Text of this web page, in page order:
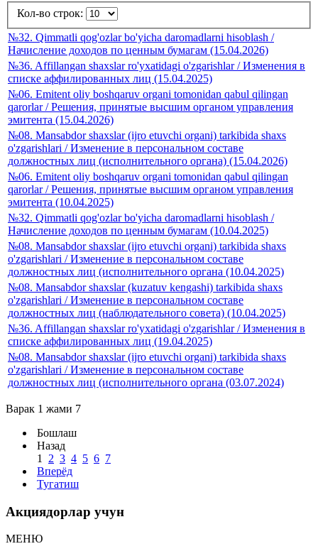
Кол-во строк:
№32. Qimmatli qog'ozlar bo'yicha daromadlarni hisoblash /
Начисление доходов по ценным бумагам (15.04.2026)
№36. Affillangan shaxslar ro'yxatidagi o'zgarishlar / Изменения в
списке аффилированных лиц (15.04.2025)
№06. Emitent oliy boshqaruv organi tomonidan qabul qilingan
qarorlar / Решения, принятые высшим органом управления
эмитента (15.04.2026)
№08. Mansabdor shaxslar (ijro etuvchi organi) tarkibida shaxs
o'zgarishlari / Изменение в персональном составе
должностных лиц (исполнительного органа) (15.04.2026)
№06. Emitent oliy boshqaruv organi tomonidan qabul qilingan
qarorlar / Решения, принятые высшим органом управления
эмитента (10.04.2025)
№32. Qimmatli qog'ozlar bo'yicha daromadlarni hisoblash /
Начисление доходов по ценным бумагам (10.04.2025)
№08. Mansabdor shaxslar (ijro etuvchi organi) tarkibida shaxs
o'zgarishlari / Изменение в персональном составе
должностных лиц (исполнительного органа (10.04.2025)
№08. Mansabdor shaxslar (kuzatuv kengashi) tarkibida shaxs
o'zgarishlari / Изменение в персональном составе
должностных лиц (наблюдательного совета) (10.04.2025)
№36. Affillangan shaxslar ro'yxatidagi o'zgarishlar / Изменения в
списке аффилированных лиц (19.04.2025)
№08. Mansabdor shaxslar (ijro etuvchi organi) tarkibida shaxs
o'zgarishlari / Изменение в персональном составе
должностных лиц (исполнительного органа (03.07.2024)
Варак 1 жами 7
Бошлаш
Назад
1
2 3 4 5 6 7
Вперёд
Тугатиш
Акциядорлар учун
МЕНЮ